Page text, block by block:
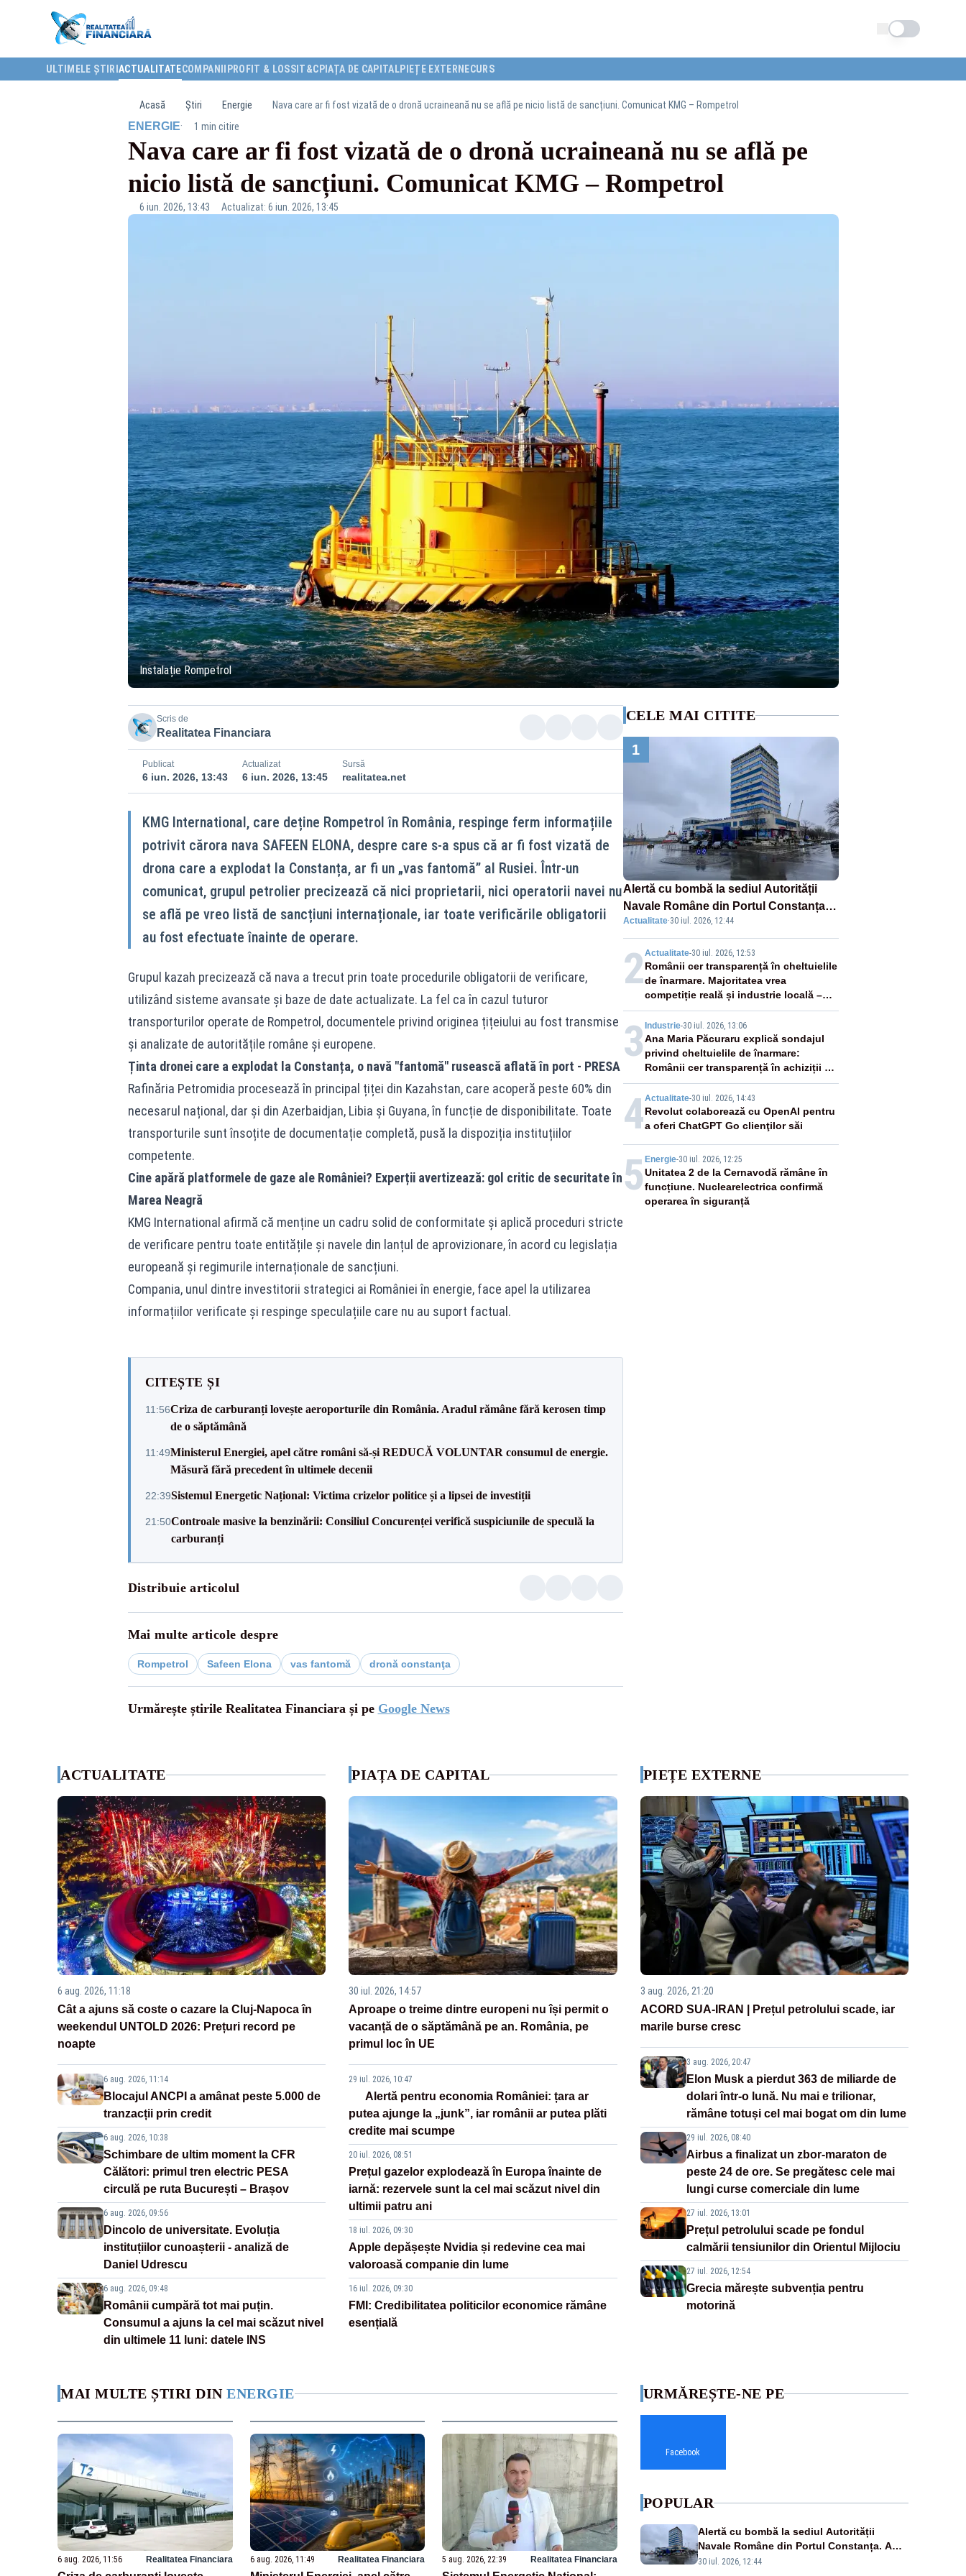
Schimba tema
ULTIMELE ȘTIRI ACTUALITATECOMPANII PROFIT & LOSS IT&C PIAȚA DE CAPITALPIEȚE EXTERNECURS
Acasă Știri Energie Nava care ar fi fost vizată de o dronă ucraineană nu se află pe nicio listă de sancțiuni. Comunicat KMG – Rompetrol
ENERGIE· 1 min citire
Nava care ar fi fost vizată de o dronă ucraineană nu se află pe
nicio listă de sancțiuni. Comunicat KMG – Rompetrol
6 iun. 2026, 13:43 Actualizat: 6 iun. 2026, 13:45
Instalație Rompetrol
Scris de
Realitatea Financiara
Publicat
6 iun. 2026, 13:43
Actualizat
6 iun. 2026, 13:45
Sursă
realitatea.net
KMG International, care deține Rompetrol în România, respinge ferm informațiile
potrivit cărora nava SAFEEN ELONA, despre care s‑a spus că ar fi fost vizată de
drona care a explodat la Constanța, ar fi un „vas fantomă” al Rusiei. Într‑un
comunicat, grupul petrolier precizează că nici proprietarii, nici operatorii navei nu
se află pe vreo listă de sancțiuni internaționale, iar toate verificările obligatorii
au fost efectuate înainte de operare.
Grupul kazah precizează că nava a trecut prin toate procedurile obligatorii de verificare,
utilizând sisteme avansate și baze de date actualizate. La fel ca în cazul tuturor
transporturilor operate de Rompetrol, documentele privind originea țițeiului au fost transmise
și analizate de autoritățile române și europene.
Ținta dronei care a explodat la Constanța, o navă "fantomă" rusească aflată în port - PRESA
Rafinăria Petromidia procesează în principal țiței din Kazahstan, care acoperă peste 60% din
necesarul național, dar și din Azerbaidjan, Libia și Guyana, în funcție de disponibilitate. Toate
transporturile sunt însoțite de documentație completă, pusă la dispoziția instituțiilor
competente.
Cine apără platformele de gaze ale României? Experții avertizează: gol critic de securitate în
Marea Neagră
KMG International afirmă că menține un cadru solid de conformitate și aplică proceduri stricte
de verificare pentru toate entitățile și navele din lanțul de aprovizionare, în acord cu legislația
europeană și regimurile internaționale de sancțiuni.
Compania, unul dintre investitorii strategici ai României în energie, face apel la utilizarea
informațiilor verificate și respinge speculațiile care nu au suport factual.
CITEȘTE ȘI
11:56Criza de carburanți lovește aeroporturile din România. Aradul rămâne fără kerosen timp
de o săptămână
11:49Ministerul Energiei, apel către români să-și REDUCĂ VOLUNTAR consumul de energie.
Măsură fără precedent în ultimele decenii
22:39Sistemul Energetic Național: Victima crizelor politice și a lipsei de investiții
21:50Controale masive la benzinării: Consiliul Concurenței verifică suspiciunile de speculă la
carburanți
Distribuie articolul
Mai multe articole despre
Rompetrol Safeen Elona vas fantomă dronă constanţa
Urmărește știrile Realitatea Financiara și pe Google News
CELE MAI CITITE
1
Alertă cu bombă la sediul Autorității
Navale Române din Portul Constanța.
A doua amenințare în doar 24 de ore
Actualitate·30 iul. 2026, 12:44
2Actualitate-30 iul. 2026, 12:53
Românii cer transparență în cheltuielile
de înarmare. Majoritatea vrea
competiție reală și industrie locală –
SONDAJ
3 Industrie-30 iul. 2026, 13:06
Ana Maria Păcuraru explică sondajul
privind cheltuielile de înarmare:
Românii cer transparență în achiziții și
un echilibru între partenerii externi
4Actualitate-30 iul. 2026, 14:43
Revolut colaborează cu OpenAI pentru
a oferi ChatGPT Go clienţilor săi
5 Energie-30 iul. 2026, 12:25
Unitatea 2 de la Cernavodă rămâne în
funcțiune. Nuclearelectrica confirmă
operarea în siguranță
ACTUALITATE
6 aug. 2026, 11:18
Cât a ajuns să coste o cazare la Cluj-Napoca în
weekendul UNTOLD 2026: Prețuri record pe
noapte
6 aug. 2026, 11:14
Blocajul ANCPI a amânat peste 5.000 de
tranzacții prin credit
6 aug. 2026, 10:38
Schimbare de ultim moment la CFR
Călători: primul tren electric PESA
circulă pe ruta București – Brașov
6 aug. 2026, 09:56
Dincolo de universitate. Evoluția
instituțiilor cunoașterii - analiză de
Daniel Udrescu
6 aug. 2026, 09:48
Românii cumpără tot mai puțin.
Consumul a ajuns la cel mai scăzut nivel
din ultimele 11 luni: datele INS
PIAȚA DE CAPITAL
30 iul. 2026, 14:57
Aproape o treime dintre europeni nu își permit o
vacanță de o săptămână pe an. România, pe
primul loc în UE
29 iul. 2026, 10:47
Alertă pentru economia României: țara ar
putea ajunge la „junk”, iar românii ar putea plăti
credite mai scumpe
20 iul. 2026, 08:51
Prețul gazelor explodează în Europa înainte de
iarnă: rezervele sunt la cel mai scăzut nivel din
ultimii patru ani
18 iul. 2026, 09:30
Apple depășește Nvidia și redevine cea mai
valoroasă companie din lume
16 iul. 2026, 09:30
FMI: Credibilitatea politicilor economice rămâne
esențială
PIEȚE EXTERNE
3 aug. 2026, 21:20
ACORD SUA-IRAN | Prețul petrolului scade, iar
marile burse cresc
3 aug. 2026, 20:47
Elon Musk a pierdut 363 de miliarde de
dolari într-o lună. Nu mai e trilionar,
rămâne totuși cel mai bogat om din lume
29 iul. 2026, 08:40
Airbus a finalizat un zbor-maraton de
peste 24 de ore. Se pregătesc cele mai
lungi curse comerciale din lume
27 iul. 2026, 13:01
Prețul petrolului scade pe fondul
calmării tensiunilor din Orientul Mijlociu
27 iul. 2026, 12:54
Grecia mărește subvenția pentru
motorină
MAI MULTE ȘTIRI DIN ENERGIE
6 aug. 2026, 11:56 Realitatea Financiara 6 aug. 2026, 11:49 Realitatea Financiara 5 aug. 2026, 22:39 Realitatea Financiara
URMĂREȘTE-NE PE
Facebook
POPULAR
Alertă cu bombă la sediul Autorității
Navale Române din Portul Constanța. A
doua amenințare în doar 24 de ore
30 iul. 2026, 12:44